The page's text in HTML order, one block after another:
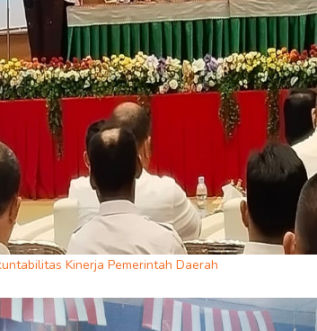
Kinerja Pemerintah Daerah